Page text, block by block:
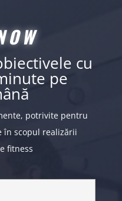
cu
pe
potrivite pentru
în scopul realizării
fitness